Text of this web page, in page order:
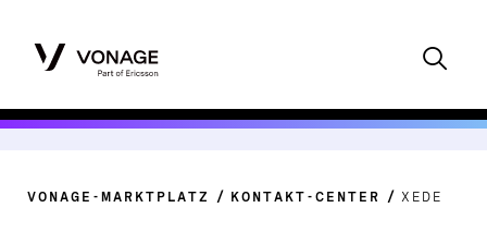
VONAGE-MARKTPLATZ KONTAKT-CENTER XEDE